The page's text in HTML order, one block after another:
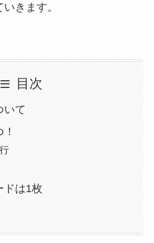
きます。
目次
いて
ドは1枚